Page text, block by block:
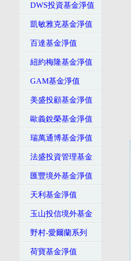
DWS投資基金淨值
凱敏雅克基金淨值
百達基金淨值
紐約梅隆基金淨值
GAM基金淨值
美盛投顧基金淨值
歐義銳榮基金淨值
瑞萬通博基金淨值
法盛投資管理基金
匯豐境外基金淨值
天利基金淨值
玉山投信境外基金
野村-愛爾蘭系列
荷寶基金淨值